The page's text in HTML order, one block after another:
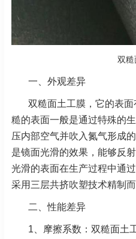
双糙
一、外观差异
双糙面土工膜，它的表
糙的表面一般是通过特殊的
压内部空气并吹入氮气形成
是镜面光滑的效果，能够反
光滑的表面在生产过程中通
采用三层共挤吹塑技术精制而
二、性能差异
1、摩擦系数：双糙面土